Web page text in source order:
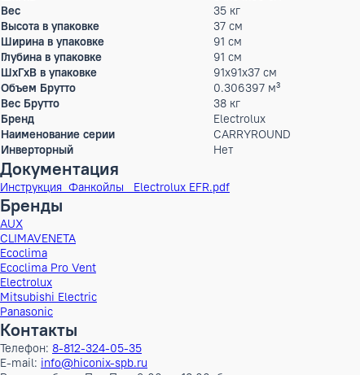
Производительность тепло
8.7 кВт
Потребляемая мощность (охлаждение) 0.188 кВт
Потребляемая мощность (обогрев)
0.188 кВт
Расход воздуха
1460 м³/ч
Параметры электропитания
220-240V,50,1 В/Ф/Гц
Высота
30 см
Ширина
84 см
Глубина
84 см
ШxГxВ
Вес
Высота в упаковке
Ширина в упаковке
Глубина в упаковке
ШxГxВ в упаковке
Объем Брутто
Вес Брутто
Бренд
Наименование серии
Инверторный
Документация
Инструкция_Фанкойлы_ Electrolux EFR.pdf